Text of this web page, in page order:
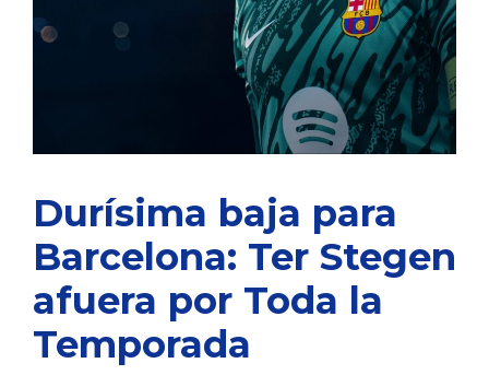
Durísima baja para
Barcelona: Ter Stegen
afuera por Toda la
Temporada